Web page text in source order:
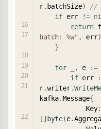
r. batchSize)
//
if err !=
return
batch: %w" , err)
}
for , e :=
if err
r.writer.
kafka.Message{
            Key
:
[ ] byte(e.